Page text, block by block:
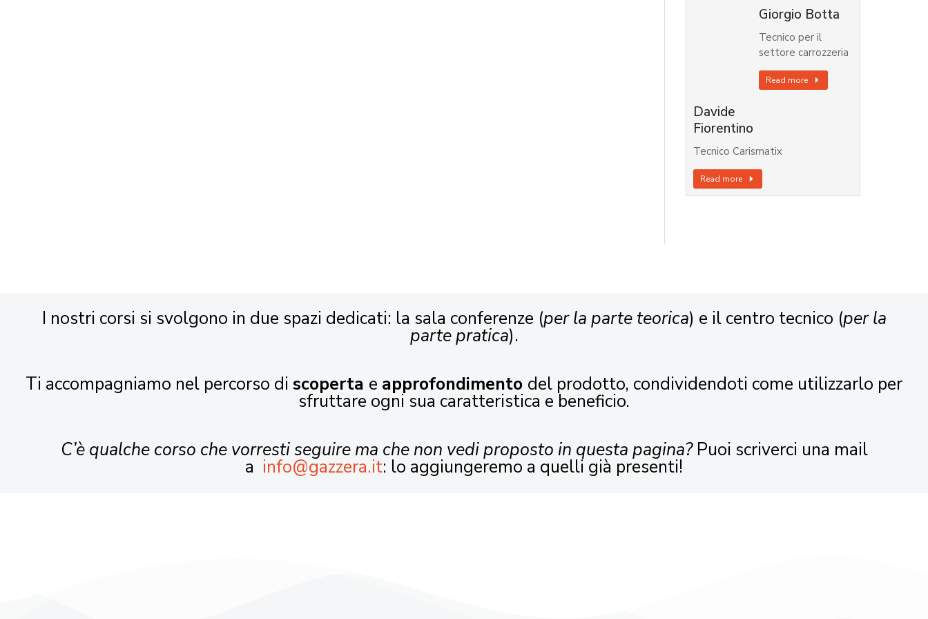
Giorgio Botta
Tecnico per il
settore carrozzeria
Read more
Davide
Fiorentino
Tecnico Carismatix
Read more
I nostri corsi si svolgono in due spazi dedicati: la sala conferenze (per la parte teorica) e il centro tecnico (per la
parte pratica).
Ti accompagniamo nel percorso di scoperta e approfondimento del prodotto, condividendoti come utilizzarlo per
sfruttare ogni sua caratteristica e beneficio.
C’è qualche corso che vorresti seguire ma che non vedi proposto in questa pagina?Puoi scriverci una mail
a info@gazzera.it: lo aggiungeremo a quelli già presenti!